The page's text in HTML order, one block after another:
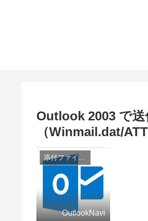
Outlook 2003 で
（Winmail.dat/
添付ファイル関連
OutlookNavi